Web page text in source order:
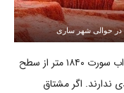
در حوالی شهر ساری
پ.ن: چشمه‌های رنگارنگ و تحسین‌برانگیز باداب سورت ۱۸۴۰ متر از سطح
ندارند. اگر مشتاق